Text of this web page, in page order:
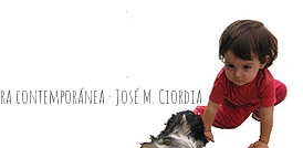
· José M. Ciordia